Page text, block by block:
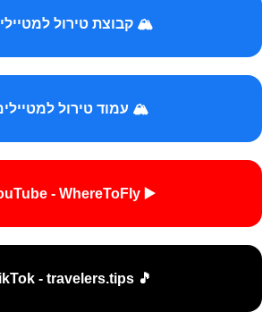
🏔️ קבוצת טירול
🏔️ עמוד טירול
▶️ YouTube - WhereToFly
🎵 TikTok - travelers.tips